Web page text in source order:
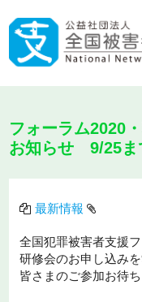
フォーラム2020
お知らせ 9/25ま
最新情報
全国犯罪被害者支援
研修会のお申し込み
皆さまのご参加お待ち